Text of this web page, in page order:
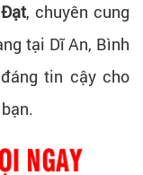
, chuyên cung
tại Dĩ An, Bình
tin cậy cho